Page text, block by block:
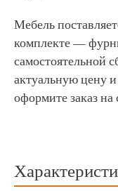
Мебель
комплекте —
самостоятельной
актуальную цену
оформите заказ